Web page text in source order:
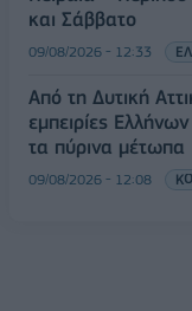
και Σάββατο
09/08/2026 - 12:33
Από τη Δυτική
εμπειρίες
τα πύρινα μέτωπα
09/08/2026 - 12:08